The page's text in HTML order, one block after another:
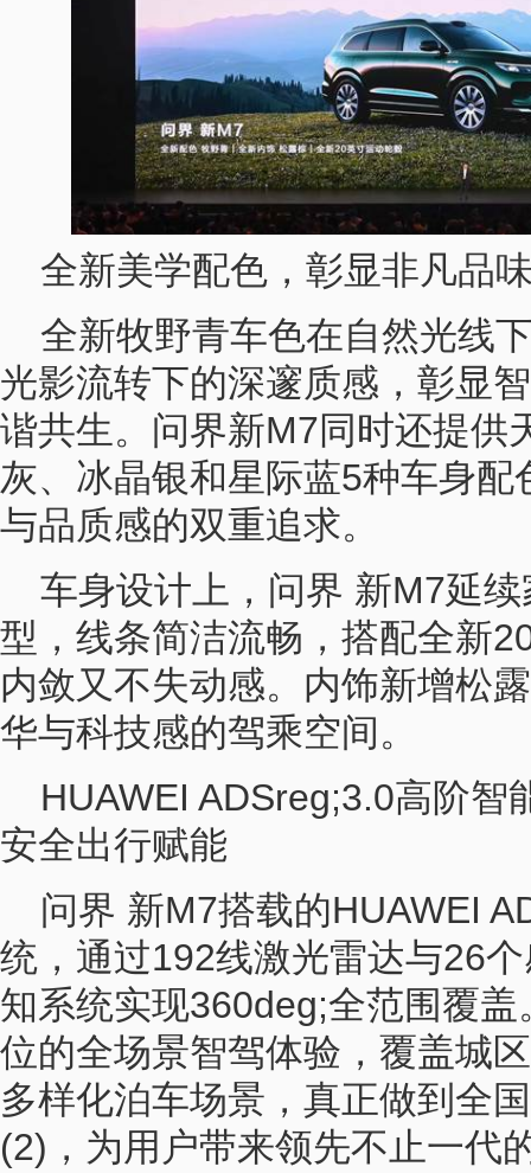
全新美学配色，彰显非凡品
全新牧野青车色在自然光线
光影流转下的深邃质感，彰显
谐共生。问界新M7同时还提供
灰、冰晶银和星际蓝5种车身
与品质感的双重追求。
车身设计上，问界 新M7延
型，线条简洁流畅，搭配全新
内敛又不失动感。内饰新增松
华与科技感的驾乘空间。
HUAWEI ADSreg;3.0高阶智
安全出行赋能
问界 新M7搭载的HUAWEI
统，通过192线激光雷达与26
知系统实现360deg;全范围覆
位的全场景智驾体验，覆盖城
多样化泊车场景，真正做到全
(2)，为用户带来领先不止一代